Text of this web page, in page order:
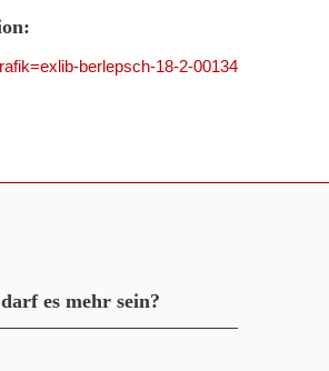
berlepsch-18-2-00134
darf es mehr sein?